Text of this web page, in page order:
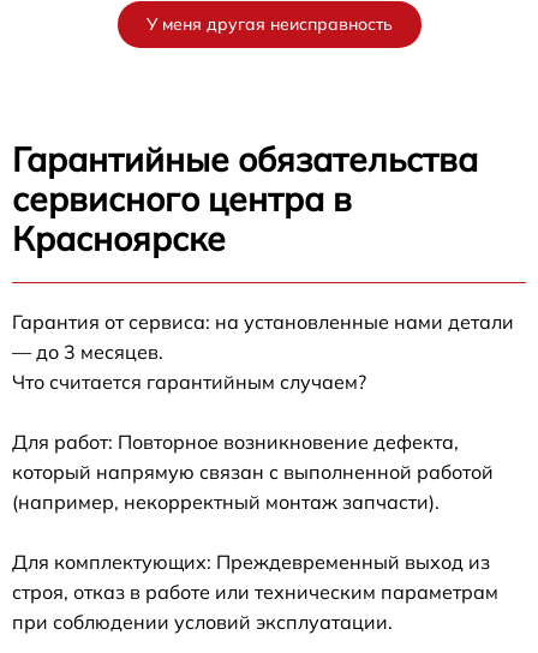
У меня другая неисправность
Гарантийные обязательства
сервисного центра в
Красноярске
Гарантия от сервиса: на установленные нами детали
— до 3 месяцев.
Что считается гарантийным случаем?
Для работ: Повторное возникновение дефекта,
который напрямую связан с выполненной работой
(например, некорректный монтаж запчасти).
Для комплектующих: Преждевременный выход из
строя, отказ в работе или техническим параметрам
при соблюдении условий эксплуатации.